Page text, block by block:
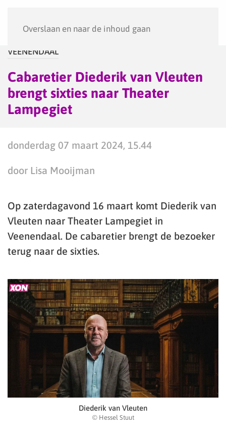
Overslaan en naar de inhoud gaan
VEENENDAAL
Cabaretier Diederik van Vleuten
brengt sixties naar Theater
Lampegiet
donderdag 07 maart 2024, 15.44
door Lisa Mooijman
Op zaterdagavond 16 maart komt Diederik van
Vleuten naar Theater Lampegiet in
Veenendaal. De cabaretier brengt de bezoeker
terug naar de sixties.
Diederik van Vleuten
© Hessel Stuut